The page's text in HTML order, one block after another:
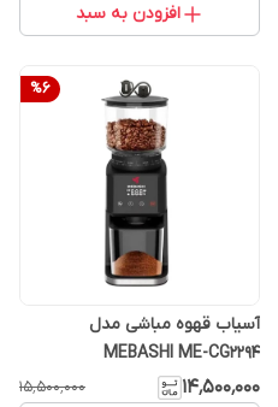
افزودن به سبد
%6
آسیاب قهوه مباشی مدل
MEBASHI ME-CG2294
۱۴٬۵۰۰٬۰۰۰ ۱۵٬۵۰۰٬۰۰۰